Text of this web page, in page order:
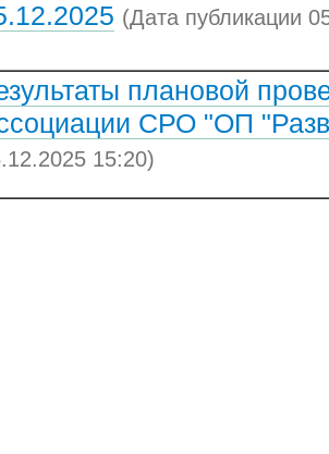
(Дата публикации
плановой
СРО "ОП
15:20)